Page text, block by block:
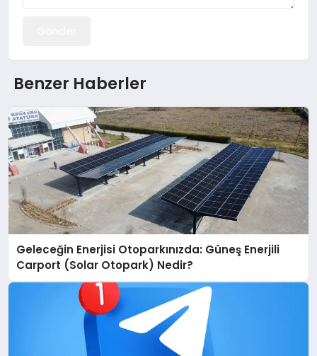
Benzer Haberler
Geleceğin Enerjisi Otoparkınızda: Güneş Enerjili
Carport (Solar Otopark) Nedir?